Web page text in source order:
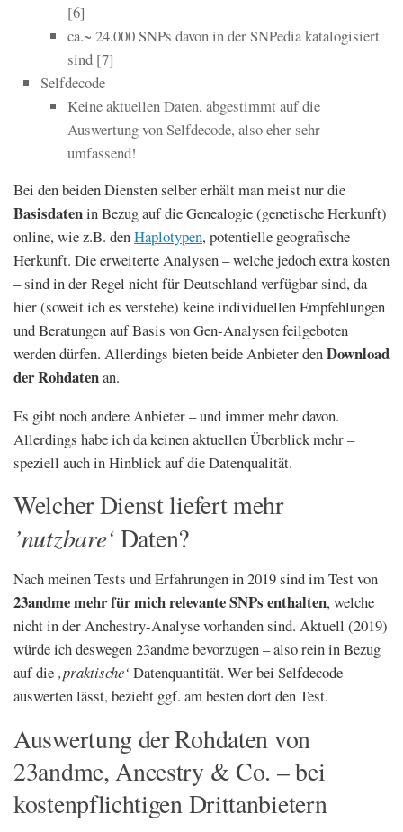
[6]
ca.~ 24.000 SNPs davon in der SNPedia katalogisiert
sind [7]
Selfdecode
Keine aktuellen Daten, abgestimmt auf die
Auswertung von Selfdecode, also eher sehr
umfassend!
Bei den beiden Diensten selber erhält man meist nur die
Basisdatenin Bezug auf die Genealogie (genetische Herkunft)
online, wie z.B. denHaplotypen, potentielle geografische
Herkunft. Die erweiterte Analysen – welche jedoch extra kosten
– sind in der Regel nicht für Deutschland verfügbar sind, da
hier (soweit ich es verstehe) keine individuellen Empfehlungen
und Beratungen auf Basis von Gen-Analysen feilgeboten
werden dürfen. Allerdings bieten beide Anbieter denDownload
der Rohdatenan.
Es gibt noch andere Anbieter – und immer mehr davon.
Allerdings habe ich da keinen aktuellen Überblick mehr –
speziell auch in Hinblick auf die Datenqualität.
Welcher Dienst liefert mehr
’nutzbare‘Daten?
Nach meinen Tests und Erfahrungen in 2019 sind im Test von
23andme mehr für mich relevante SNPs enthalten, welche
nicht in der Anchestry-Analyse vorhanden sind. Aktuell (2019)
würde ich deswegen 23andme bevorzugen – also rein in Bezug
auf die ‚praktische‘ Datenquantität. Wer bei Selfdecode
auswerten lässt, bezieht ggf. am besten dort den Test.
Auswertung der Rohdaten von
23andme, Ancestry & Co. – bei
kostenpflichtigen Drittanbietern